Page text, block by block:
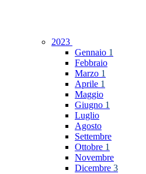
2023
Gennaio 1
Febbraio
Marzo 1
Aprile 1
Maggio
Giugno 1
Luglio
Agosto
Settembre
Ottobre 1
Novembre
Dicembre 3